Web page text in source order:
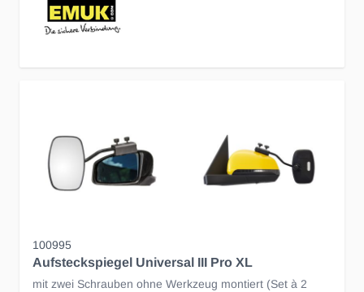
100995
Aufsteckspiegel Universal III Pro XL
mit zwei Schrauben ohne Werkzeug montiert (Set à 2